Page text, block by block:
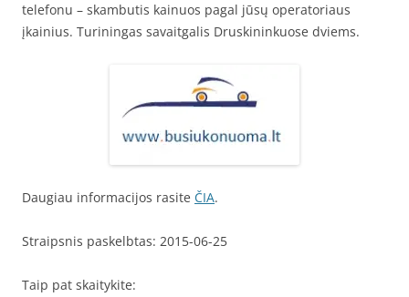
telefonu – skambutis kainuos pagal jūsų operatoriaus
įkainius. Turiningas savaitgalis Druskininkuose dviems.
Daugiau informacijos rasite ČIA.
Straipsnis paskelbtas: 2015-06-25
Taip pat skaitykite: